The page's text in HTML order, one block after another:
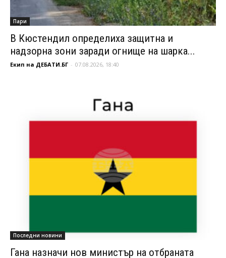
Пари
В Кюстендил определиха защитна и
надзорна зони заради огнище на шарка...
Екип на ДЕБАТИ.БГ - 07.08.2026, 18:40
Последни новини
Гана назначи нов министър на отбраната